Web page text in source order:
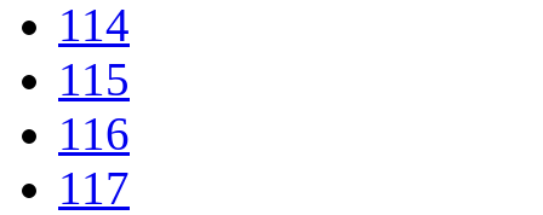
114
115
116
117